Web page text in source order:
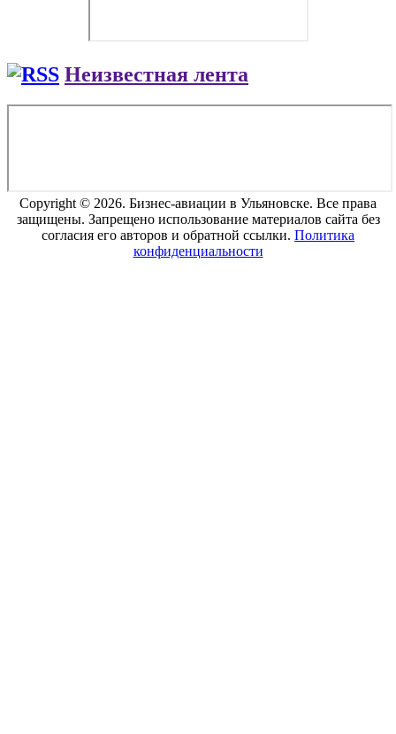
Неизвестная лента
Copyright © 2026. Бизнес-авиации в Ульяновске. Все права
защищены. Запрещено использование материалов сайта без
согласия его авторов и обратной ссылки. Политика
конфиденциальности